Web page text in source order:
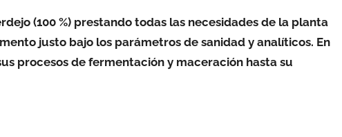
(100 %) prestando todas las necesidades de la planta
justo bajo los parámetros de sanidad y analíticos. En
procesos de fermentación y maceración hasta su